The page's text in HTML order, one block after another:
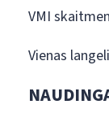
VMI
Vienas